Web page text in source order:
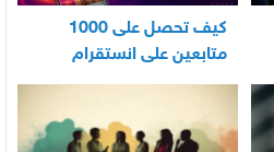
كيف تحصل على 1000
متابعين على انستقرام
بسرعة